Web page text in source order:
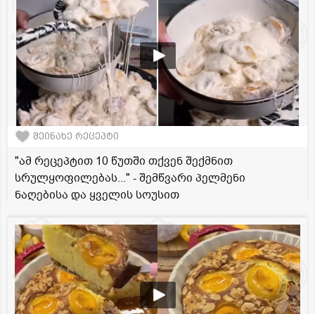
შეინახე რეცეპტი
"ამ რეცეპტით 10 წუთში თქვენ შექმნით
სრულყოფილებას..." - შემწვარი პელმენი
ნაღებისა და ყველის სოუსით